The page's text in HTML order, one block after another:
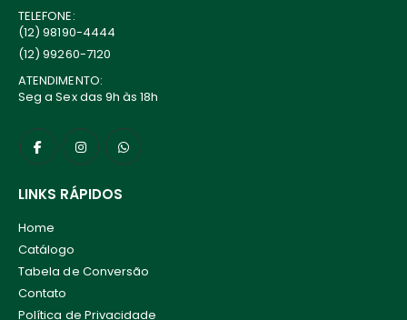
TELEFONE:
(12) 98190-4444
(12) 99260-7120
ATENDIMENTO:
Seg a Sex das 9h às 18h
LINKS RÁPIDOS
Home
Catálogo
Tabela de Conversão
Contato
Política de Privacidade